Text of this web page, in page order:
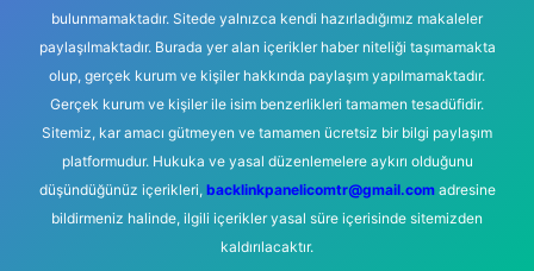
bulunmamaktadır. Sitede yalnızca kendi hazırladığımız makaleler
paylaşılmaktadır. Burada yer alan içerikler haber niteliği taşımamakta
olup, gerçek kurum ve kişiler hakkında paylaşım yapılmamaktadır.
Gerçek kurum ve kişiler ile isim benzerlikleri tamamen tesadüfidir.
Sitemiz, kar amacı gütmeyen ve tamamen ücretsiz bir bilgi paylaşım
platformudur. Hukuka ve yasal düzenlemelere aykırı olduğunu
düşündüğünüz içerikleri, backlinkpanelicomtr@gmail.comadresine
bildirmeniz halinde, ilgili içerikler yasal süre içerisinde sitemizden
kaldırılacaktır.